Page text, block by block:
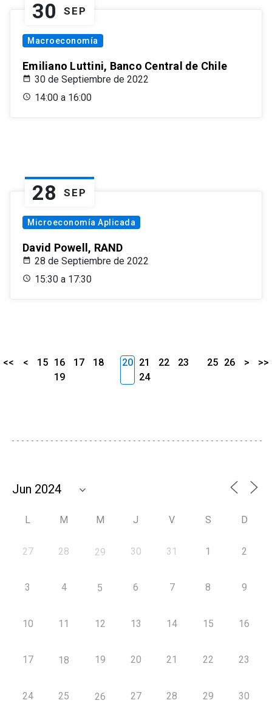
30 SEP
Macroeconomía
Emiliano Luttini, Banco Central de Chile
30 de Septiembre de 2022
14:00 a 16:00
28 SEP
Microeconomía Aplicada
David Powell, RAND
28 de Septiembre de 2022
15:30 a 17:30
<< < 15 16 17
18
19
20 21 22
23
24
25 26 > >>
L M M J V S D
27 28 29 30 31 1 2
3 4 5 6 7 8 9
10 11 12 13 14 15 16
17 18 19 20 21 22 23
24 25 26 27 28 29 30